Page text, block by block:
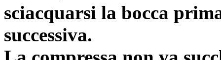
sciacquarsi la bocca
successiva.